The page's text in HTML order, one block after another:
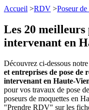
Accueil >RDV >Poseur
Les 20 meilleurs
intervenant en
Découvrez ci-dessous
et entreprises de pose de
intervenant en Haute-
pour vos travaux de pose
poseurs de moquettes en
"Prendre RDV" sur les